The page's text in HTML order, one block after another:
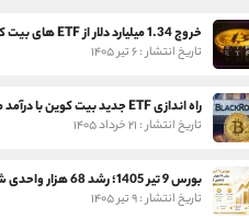
خروج 1.34 میلیارد دلار از ETF های بیت کوین در یک هفته
تاریخ انتشار : ۶ تیر ۱۴۰۵
راه اندازی ETF جدید بیت کوین با درآمد ماهانه
تاریخ انتشار : ۲۱ خرداد ۱۴۰۵
تاریخ انتشار : ۹ تیر ۱۴۰۵